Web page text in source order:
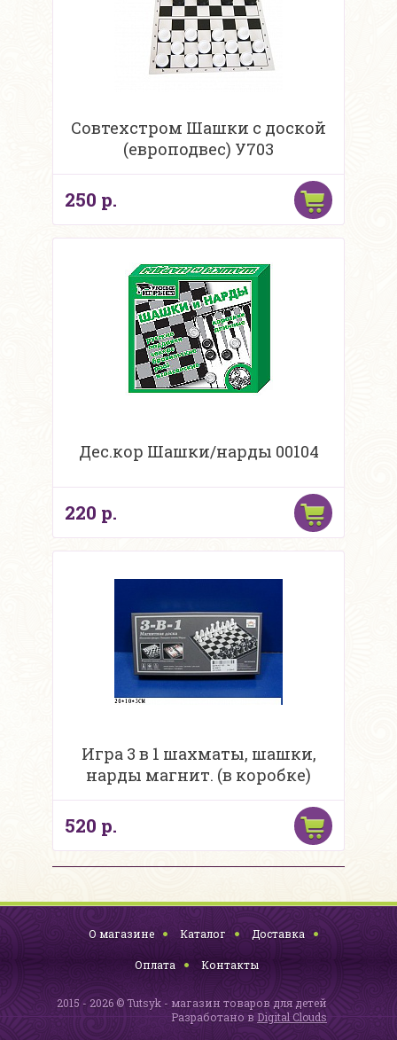
Совтехстром Шашки с доской
(европодвес) У703
250 р.
Дес.кор Шашки/нарды 00104
220 р.
Игра 3 в 1 шахматы, шашки,
нарды магнит. (в коробке)
520 р.
О магазине Каталог Доставка
Оплата Контакты
2015 - 2026 © Tutsyk - магазин товаров для детей
Разработано в Digital Clouds